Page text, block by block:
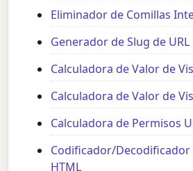
Eliminador de Comillas
Generador de Slug de URL
Calculadora de Valor de
Calculadora de Valor de
Calculadora de Permisos
Codificador/Decodificador
HTML